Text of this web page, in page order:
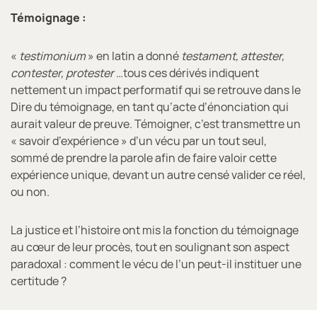
Témoignage :
« testimonium» en latin a donné testament, attester,
contester, protester…tous ces dérivés indiquent
nettement un impact performatif qui se retrouve dans le
Dire du témoignage, en tant qu’acte d’énonciation qui
aurait valeur de preuve. Témoigner, c’est transmettre un
« savoir d’expérience » d’un vécu par un tout seul,
sommé de prendre la parole afin de faire valoir cette
expérience unique, devant un autre censé valider ce réel,
ou non.
La justice et l’histoire ont mis la fonction du témoignage
au cœur de leur procès, tout en soulignant son aspect
paradoxal : comment le vécu de l’un peut-il instituer une
certitude ?